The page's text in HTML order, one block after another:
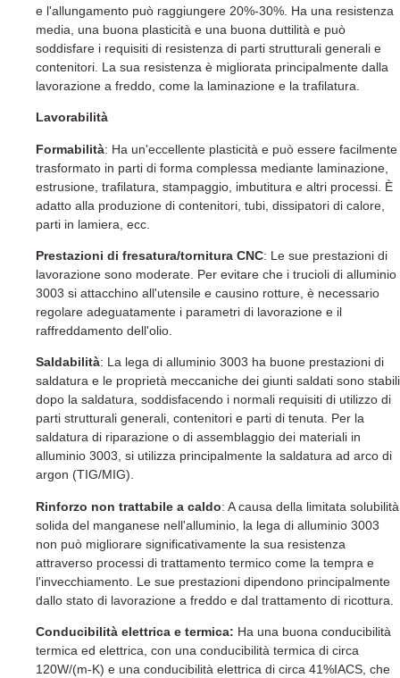
e l'allungamento può raggiungere 20%-30%. Ha una resistenza
media, una buona plasticità e una buona duttilità e può
soddisfare i requisiti di resistenza di parti strutturali generali e
contenitori. La sua resistenza è migliorata principalmente dalla
lavorazione a freddo, come la laminazione e la trafilatura.
Lavorabilità
Formabilità: Ha un'eccellente plasticità e può essere facilmente
trasformato in parti di forma complessa mediante laminazione,
estrusione, trafilatura, stampaggio, imbutitura e altri processi. È
adatto alla produzione di contenitori, tubi, dissipatori di calore,
parti in lamiera, ecc.
Prestazioni di fresatura/tornitura CNC: Le sue prestazioni di
lavorazione sono moderate. Per evitare che i trucioli di alluminio
3003 si attacchino all'utensile e causino rotture, è necessario
regolare adeguatamente i parametri di lavorazione e il
raffreddamento dell'olio.
Saldabilità: La lega di alluminio 3003 ha buone prestazioni di
saldatura e le proprietà meccaniche dei giunti saldati sono stabili
dopo la saldatura, soddisfacendo i normali requisiti di utilizzo di
parti strutturali generali, contenitori e parti di tenuta. Per la
saldatura di riparazione o di assemblaggio dei materiali in
alluminio 3003, si utilizza principalmente la saldatura ad arco di
argon (TIG/MIG).
Rinforzo non trattabile a caldo: A causa della limitata solubilità
solida del manganese nell'alluminio, la lega di alluminio 3003
non può migliorare significativamente la sua resistenza
attraverso processi di trattamento termico come la tempra e
l'invecchiamento. Le sue prestazioni dipendono principalmente
dallo stato di lavorazione a freddo e dal trattamento di ricottura.
Conducibilità elettrica e termica: Ha una buona conducibilità
termica ed elettrica, con una conducibilità termica di circa
120W/(m-K) e una conducibilità elettrica di circa 41%IACS, che